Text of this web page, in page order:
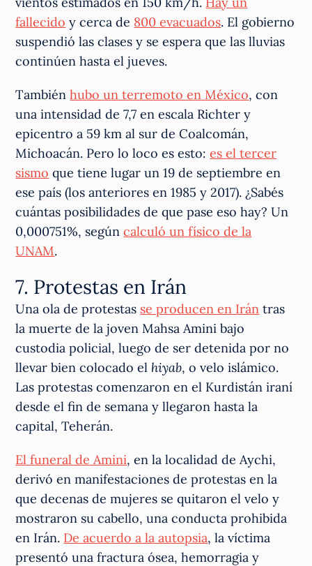
fallecido y cerca de 800 evacuados. El gobierno
suspendió las clases y se espera que las lluvias
continúen hasta el jueves.
Tambiénhubo un terremoto en México, con
una intensidad de 7,7 en escala Richter y
epicentro a 59 km al sur de Coalcomán,
Michoacán. Pero lo loco es esto:es el tercer
sismo que tiene lugar un 19 de septiembre en
ese país (los anteriores en 1985 y 2017). ¿Sabés
cuántas posibilidades de que pase eso hay? Un
0,000751%, segúncalculó un físico de la
UNAM.
7. Protestas en Irán
Una ola de protestas se producen en Irán tras
la muerte de la joven Mahsa Amini bajo
custodia policial, luego de ser detenida por no
llevar bien colocado el hiyab, o velo islámico.
Las protestas comenzaron en el Kurdistán iraní
desde el fin de semana y llegaron hasta la
capital, Teherán.
El funeral de Amini, en la localidad de Aychi,
derivó en manifestaciones de protestas en la
que decenas de mujeres se quitaron el velo y
mostraron su cabello, una conducta prohibida
en Irán. De acuerdo a la autopsia, la víctima
presentó una fractura ósea, hemorragia y